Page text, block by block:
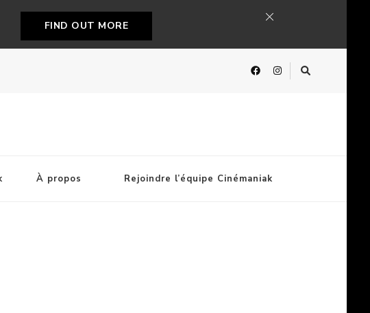
FIND OUT MORE
À propos Rejoindre l’équipe Cinémaniak